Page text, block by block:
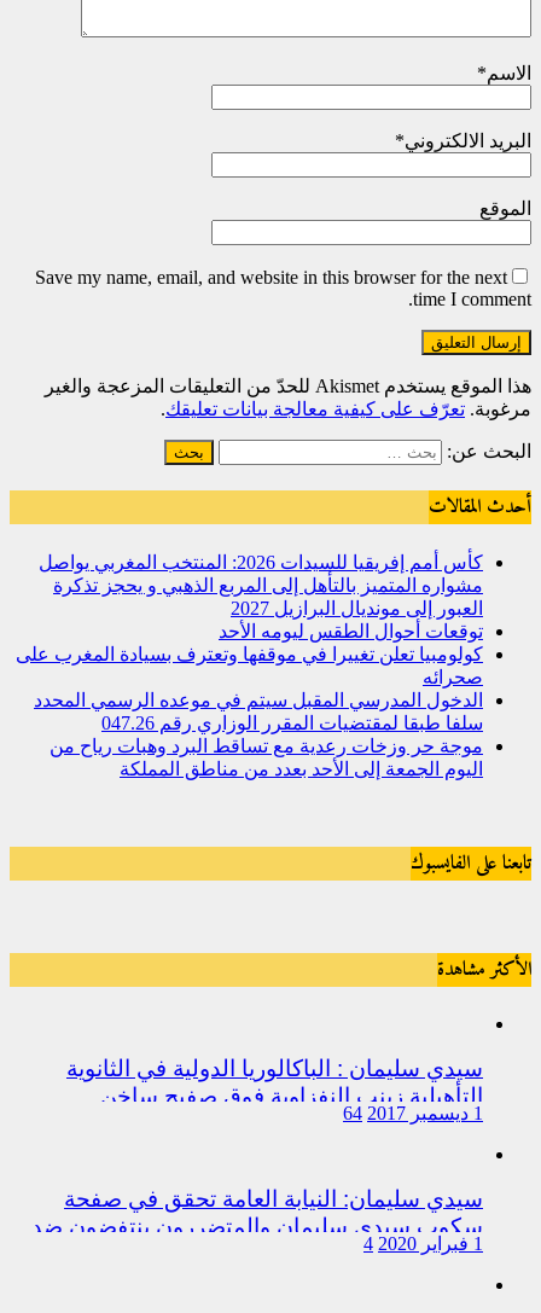
الاسم*
البريد الالكتروني*
الموقع
Save my name, email, and website in this browser for the next
time I comment.
هذا الموقع يستخدم Akismet للحدّ من التعليقات المزعجة والغير
مرغوبة. تعرّف على كيفية معالجة بيانات تعليقك.
البحث عن:
أحدث المقالات
كأس أمم إفريقيا للسيدات 2026: المنتخب المغربي يواصل
مشواره المتميز بالتأهل إلى المربع الذهبي و يحجز تذكرة
العبور إلى مونديال البرازيل 2027
توقعات أحوال الطقس ليومه الأحد
كولومبيا تعلن تغييرا في موقفها وتعترف بسيادة المغرب على
صحرائه
الدخول المدرسي المقبل سیتم في موعده الرسمي المحدد
سلفا طبقا لمقتضیات المقرر الوزاري رقم 047.26
موجة حر وزخات رعدية مع تساقط البرد وهبات رياح من
اليوم الجمعة إلى الأحد بعدد من مناطق المملكة
تابعنا على الفايسبوك
الأكثر مشاهدة
سيدي سليمان : الباكالوريا الدولية في الثانوية
التأهيلية زينب النفزاوية فوق صفيح ساخن
1 ديسمبر 2017 64
سيدي سليمان: النيابة العامة تحقق في صفحة
سكوب سيدي سليمان والمتضررون ينتفضون ضد
المتورطين من رجال الشرطة
1 فبراير 2020 4